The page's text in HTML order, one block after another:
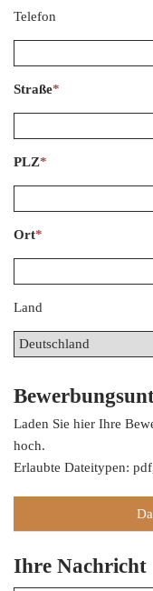
Telefon
Straße*
PLZ*
Ort*
Land
Laden Sie hier Ihre
hoch.
Erlaubte Dateitypen:
Ihre Nachricht